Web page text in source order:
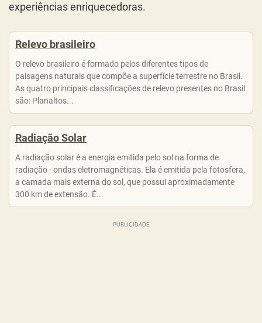
experiências enriquecedoras.
Relevo brasileiro
O relevo brasileiro é formado pelos diferentes tipos de
paisagens naturais que compõe a superfície terrestre no Brasil.
As quatro principais classificações de relevo presentes no Brasil
são: Planaltos...
Radiação Solar
A radiação solar é a energia emitida pelo sol na forma de
radiação - ondas eletromagnéticas. Ela é emitida pela fotosfera,
a camada mais externa do sol, que possui aproximadamente
300 km de extensão. É...